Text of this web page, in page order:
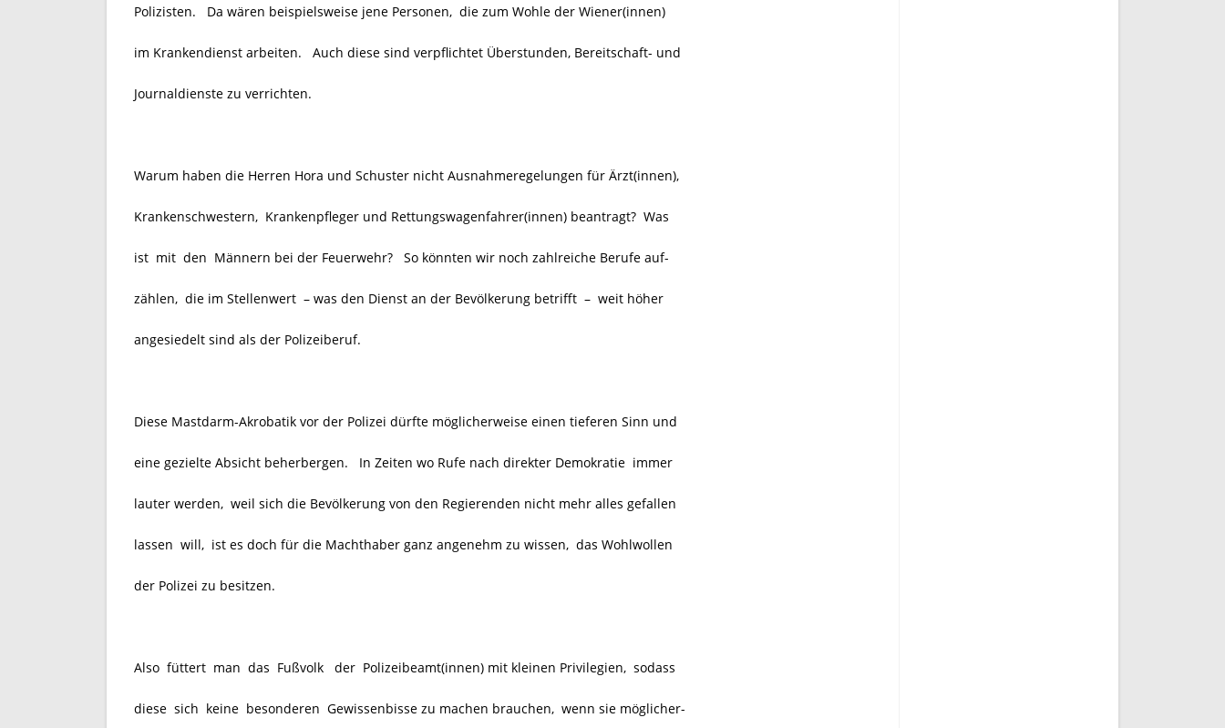
Polizisten. Da wären beispielsweise jene Personen, die zum Wohle der Wiener(innen)
im Krankendienst arbeiten. Auch diese sind verpflichtet Überstunden, Bereitschaft- und
Journaldienste zu verrichten.
Warum haben die Herren Hora und Schuster nicht Ausnahmeregelungen für Ärzt(innen),
Krankenschwestern, Krankenpfleger und Rettungswagenfahrer(innen) beantragt? Was
ist mit den Männern bei der Feuerwehr? So könnten wir noch zahlreiche Berufe auf-
zählen, die im Stellenwert – was den Dienst an der Bevölkerung betrifft – weit höher
angesiedelt sind als der Polizeiberuf.
Diese Mastdarm-Akrobatik vor der Polizei dürfte möglicherweise einen tieferen Sinn und
eine gezielte Absicht beherbergen. In Zeiten wo Rufe nach direkter Demokratie immer
lauter werden, weil sich die Bevölkerung von den Regierenden nicht mehr alles gefallen
lassen will, ist es doch für die Machthaber ganz angenehm zu wissen, das Wohlwollen
der Polizei zu besitzen.
Also füttert man das Fußvolk der Polizeibeamt(innen) mit kleinen Privilegien, sodass
diese sich keine besonderen Gewissenbisse zu machen brauchen, wenn sie möglicher-